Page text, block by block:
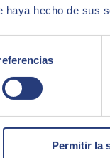
haya hecho de sus
Permitir la